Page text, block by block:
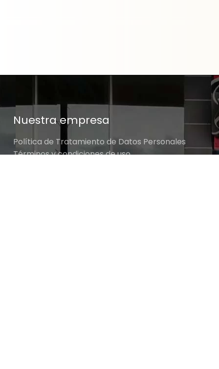
Nuestra empresa
Política de Tratamiento de Datos Personales
Términos y condiciones de uso